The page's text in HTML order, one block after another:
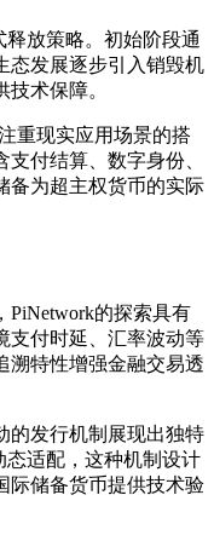
放策略。初始阶段通
态发展逐步引入销毁机
术保障。
重现实应用场景的搭
付结算、数字身份、
备为超主权货币的实际
PiNetwork的探索具有
支付时延、汇率波动等
溯特性增强金融交易透
的发行机制展现出独特
态适配，这种机制设计
际储备货币提供技术验